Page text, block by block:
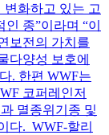
변화하고 있는 고
종”이라며 “이
보전의 가치를
다양성 보호에
. 한편 WWF는
코퍼레인저
멸종위기종 및
다. WWF-할리